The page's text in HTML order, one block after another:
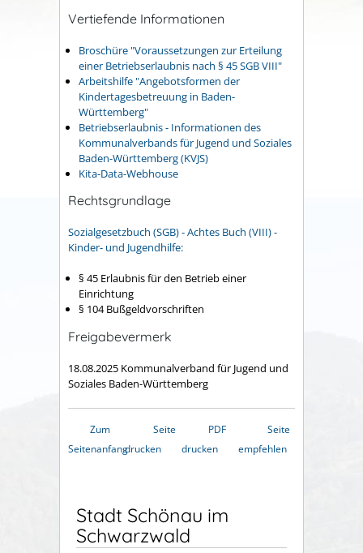
Vertiefende Informationen
Broschüre "Voraussetzungen zur Erteilung
einer Betriebserlaubnis nach § 45 SGB VIII"
Arbeitshilfe "Angebotsformen der
Kindertagesbetreuung in Baden-
Württemberg"
Betriebserlaubnis - Informationen des
Kommunalverbands für Jugend und Soziales
Baden-Württemberg (KVJS)
Kita-Data-Webhouse
Rechtsgrundlage
Sozialgesetzbuch (SGB) - Achtes Buch (VIII) -
Kinder- und Jugendhilfe:
§ 45 Erlaubnis für den Betrieb einer
Einrichtung
§ 104 Bußgeldvorschriften
Freigabevermerk
18.08.2025 Kommunalverband für Jugend und
Soziales Baden-Württemberg
Zum
Seitenanfang
Seite
drucken
PDF
drucken
Seite
empfehlen
Stadt Schönau im
Schwarzwald